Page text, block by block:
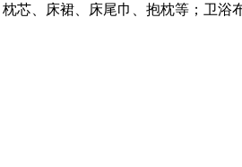
芯、床裙、床尾巾、抱枕等；卫浴